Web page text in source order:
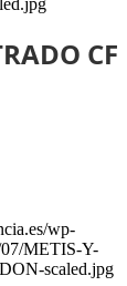
CF